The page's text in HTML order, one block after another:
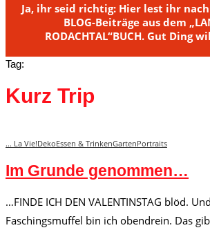
Ja, ihr seid richtig: Hier lest ihr
BLOG-Beiträge aus dem
RODACHTAL“BUCH. Gut Ding
Tag:
Kurz Trip
... La Vie!DekoEssen & TrinkenGartenPortraits
Im Grunde genommen…
…FINDE ICH DEN VALENTINSTAG blöd.
Faschingsmuffel bin ich obendrein. Das